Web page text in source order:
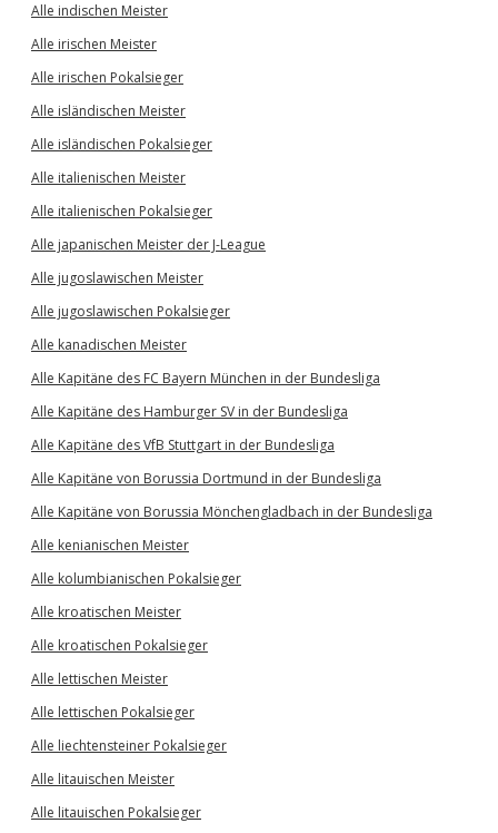
Alle indischen Meister
Alle irischen Meister
Alle irischen Pokalsieger
Alle isländischen Meister
Alle isländischen Pokalsieger
Alle italienischen Meister
Alle italienischen Pokalsieger
Alle japanischen Meister der J-League
Alle jugoslawischen Meister
Alle jugoslawischen Pokalsieger
Alle kanadischen Meister
Alle Kapitäne des FC Bayern München in der Bundesliga
Alle Kapitäne des Hamburger SV in der Bundesliga
Alle Kapitäne des VfB Stuttgart in der Bundesliga
Alle Kapitäne von Borussia Dortmund in der Bundesliga
Alle Kapitäne von Borussia Mönchengladbach in der Bundesliga
Alle kenianischen Meister
Alle kolumbianischen Pokalsieger
Alle kroatischen Meister
Alle kroatischen Pokalsieger
Alle lettischen Meister
Alle lettischen Pokalsieger
Alle liechtensteiner Pokalsieger
Alle litauischen Meister
Alle litauischen Pokalsieger